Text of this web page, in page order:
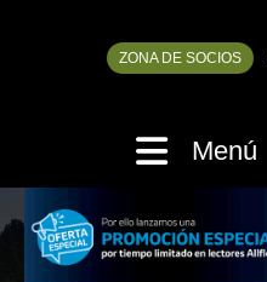
ZONA DE SOCIOS
Menú